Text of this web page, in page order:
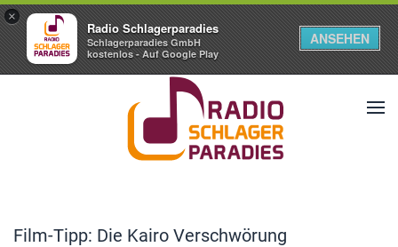
×
Radio Schlagerparadies
Schlagerparadies GmbH
kostenlos - Auf Google Play
ANSEHEN
Film-Tipp: Die Kairo Verschwörung